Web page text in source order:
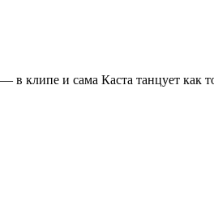
и сама Каста танцует как